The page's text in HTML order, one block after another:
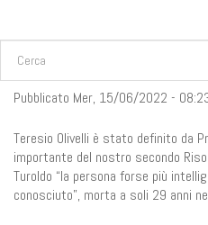
FORM DI RICERCA
Pubblicato Mer, 15/06/2022 -
Teresio Olivelli è stato definito da
importante del nostro secondo
Turoldo “la persona forse più
conosciuto”, morta a soli 29 anni